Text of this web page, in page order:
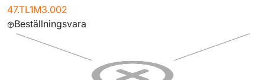
47.TL1M3.002
Beställningsvara